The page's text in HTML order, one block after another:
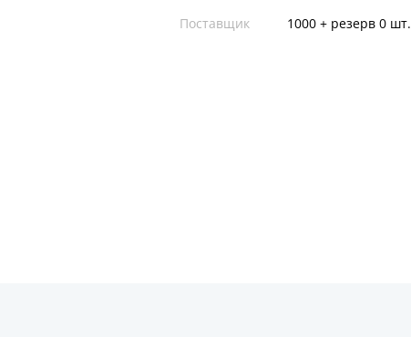
Поставщик 1000 + резерв 0 шт.